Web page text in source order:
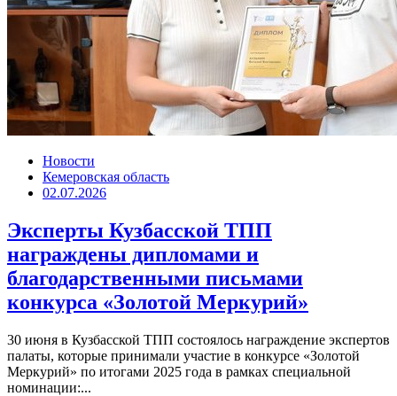
Новости
Кемеровская область
02.07.2026
Эксперты Кузбасской ТПП
награждены дипломами и
благодарственными письмами
конкурса «Золотой Меркурий»
30 июня в Кузбасской ТПП состоялось награждение экспертов
палаты, которые принимали участие в конкурсе «Золотой
Меркурий» по итогами 2025 года в рамках специальной
номинации:...